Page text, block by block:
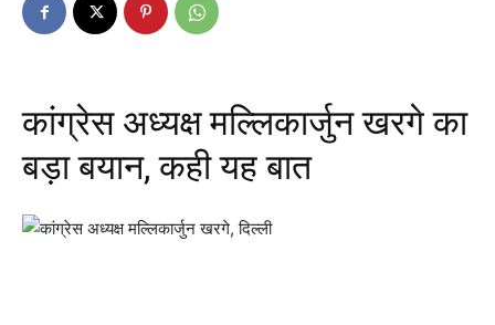
कांग्रेस अध्यक्ष मल्लिकार्जुन खरगे का
बड़ा बयान, कही यह बात